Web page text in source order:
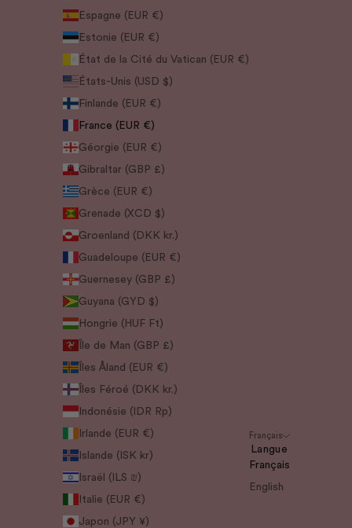
Espagne (EUR €)
Estonie (EUR €)
État de la Cité du Vatican (EUR €)
États-Unis (USD $)
Finlande (EUR €)
France (EUR €)
Géorgie (EUR €)
Gibraltar (GBP £)
Grèce (EUR €)
Grenade (XCD $)
Groenland (DKK kr.)
Guadeloupe (EUR €)
Guernesey (GBP £)
Guyana (GYD $)
Hongrie (HUF Ft)
Île de Man (GBP £)
Îles Åland (EUR €)
Îles Féroé (DKK kr.)
Indonésie (IDR Rp)
Irlande (EUR €)
Islande (ISK kr)
Israël (ILS ₪)
Italie (EUR €)
Japon (JPY ¥)
Français
Langue
Français
English